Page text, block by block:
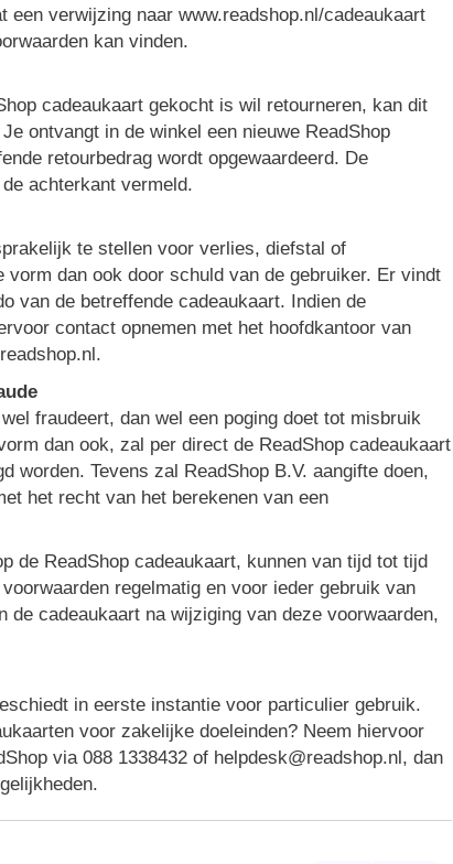
een verwijzing naar www.readshop.nl/cadeaukaart
kan vinden.
cadeaukaart gekocht is wil retourneren, kan dit
ontvangt in de winkel een nieuwe ReadShop
retourbedrag wordt opgewaardeerd. De
achterkant vermeld.
te stellen voor verlies, diefstal of
dan ook door schuld van de gebruiker. Er vindt
van de betreffende cadeaukaart. Indien de
contact opnemen met het hoofdkantoor van
fraudeert, dan wel een poging doet tot misbruik
dan ook, zal per direct de ReadShop cadeaukaart
worden. Tevens zal ReadShop B.V. aangifte doen,
het recht van het berekenen van een
de ReadShop cadeaukaart, kunnen van tijd tot tijd
regelmatig en voor ieder gebruik van
de cadeaukaart na wijziging van deze voorwaarden,
in eerste instantie voor particulier gebruik.
voor zakelijke doeleinden? Neem hiervoor
via 088 1338432 of helpdesk@readshop.nl, dan